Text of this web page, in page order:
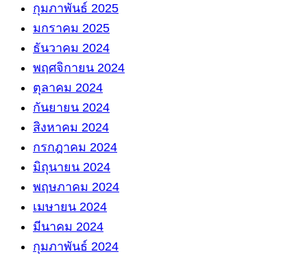
กุมภาพันธ์ 2025
มกราคม 2025
ธันวาคม 2024
พฤศจิกายน 2024
ตุลาคม 2024
กันยายน 2024
สิงหาคม 2024
กรกฎาคม 2024
มิถุนายน 2024
พฤษภาคม 2024
เมษายน 2024
มีนาคม 2024
กุมภาพันธ์ 2024